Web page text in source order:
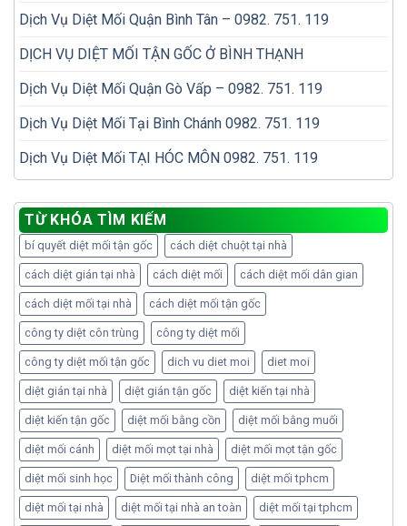
Dịch Vụ Diệt Mối Quận Bình Tân – 0982. 751. 119
DỊCH VỤ DIỆT MỐI TẬN GỐC Ở BÌNH THẠNH
Dịch Vụ Diệt Mối Quận Gò Vấp – 0982. 751. 119
Dịch Vụ Diệt Mối Tại Bình Chánh 0982. 751. 119
Dịch Vụ Diệt Mối TẠI HÓC MÔN 0982. 751. 119
TỪ KHÓA TÌM KIẾM
bí quyết diệt mối tận gốc cách diệt chuột tại nhà
cách diệt gián tại nhà cách diệt mối cách diệt mối dân gian
cách diệt mối tại nhà cách diệt mối tận gốc
công ty diệt côn trùng công ty diệt mối
công ty diệt mối tận gốc dich vu diet moi diet moi
diệt gián tại nhà diệt gián tận gốc diệt kiến tại nhà
diệt kiến tận gốc diệt mối bằng cồn diệt mối bằng muối
diệt mối cánh diệt mối mọt tại nhà diệt mối mọt tận gốc
diệt mối sinh học Diệt mối thành công diệt mối tphcm
diệt mối tại nhà diệt mối tại nhà an toàn diệt mối tại tphcm